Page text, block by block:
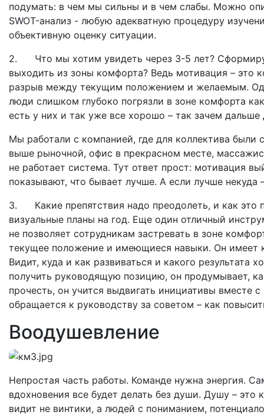
подумать: в чем мы сильны и в чем слабы. Можно
SWOT-анализ - любую адекватную процедуру
объективную оценку ситуации.
2. Что мы хотим увидеть через 3-5 лет?
выходить из зоны комфорта? Ведь мотивация – это
разрыв между текущим положением и желаемым.
люди слишком глубоко погрязли в зоне комфорта
есть у них и так уже все хорошо – так зачем дальше
Мы работали с компанией, где для коллектива были
выше рыночной, офис в прекрасном месте,
не работает система. Тут ответ прост: мотивация
показывают, что бывает лучше. А если лучше некуда
3. Какие препятствия надо преодолеть, и как это
визуальные планы на год. Еще один отличный
не позволяет сотрудникам застревать в зоне
текущее положение и имеющиеся навыки. Он имеет
Видит, куда и как развиваться и какого результата
получить руководящую позицию, он продумывает,
прочесть, он учится выдвигать инициативы вместе
обращается к руководству за советом – как
Воодушевление
Непростая часть работы. Команде нужна энергия.
вдохновения все будет делать без души. Душу – это
видит не винтики, а людей с пониманием,